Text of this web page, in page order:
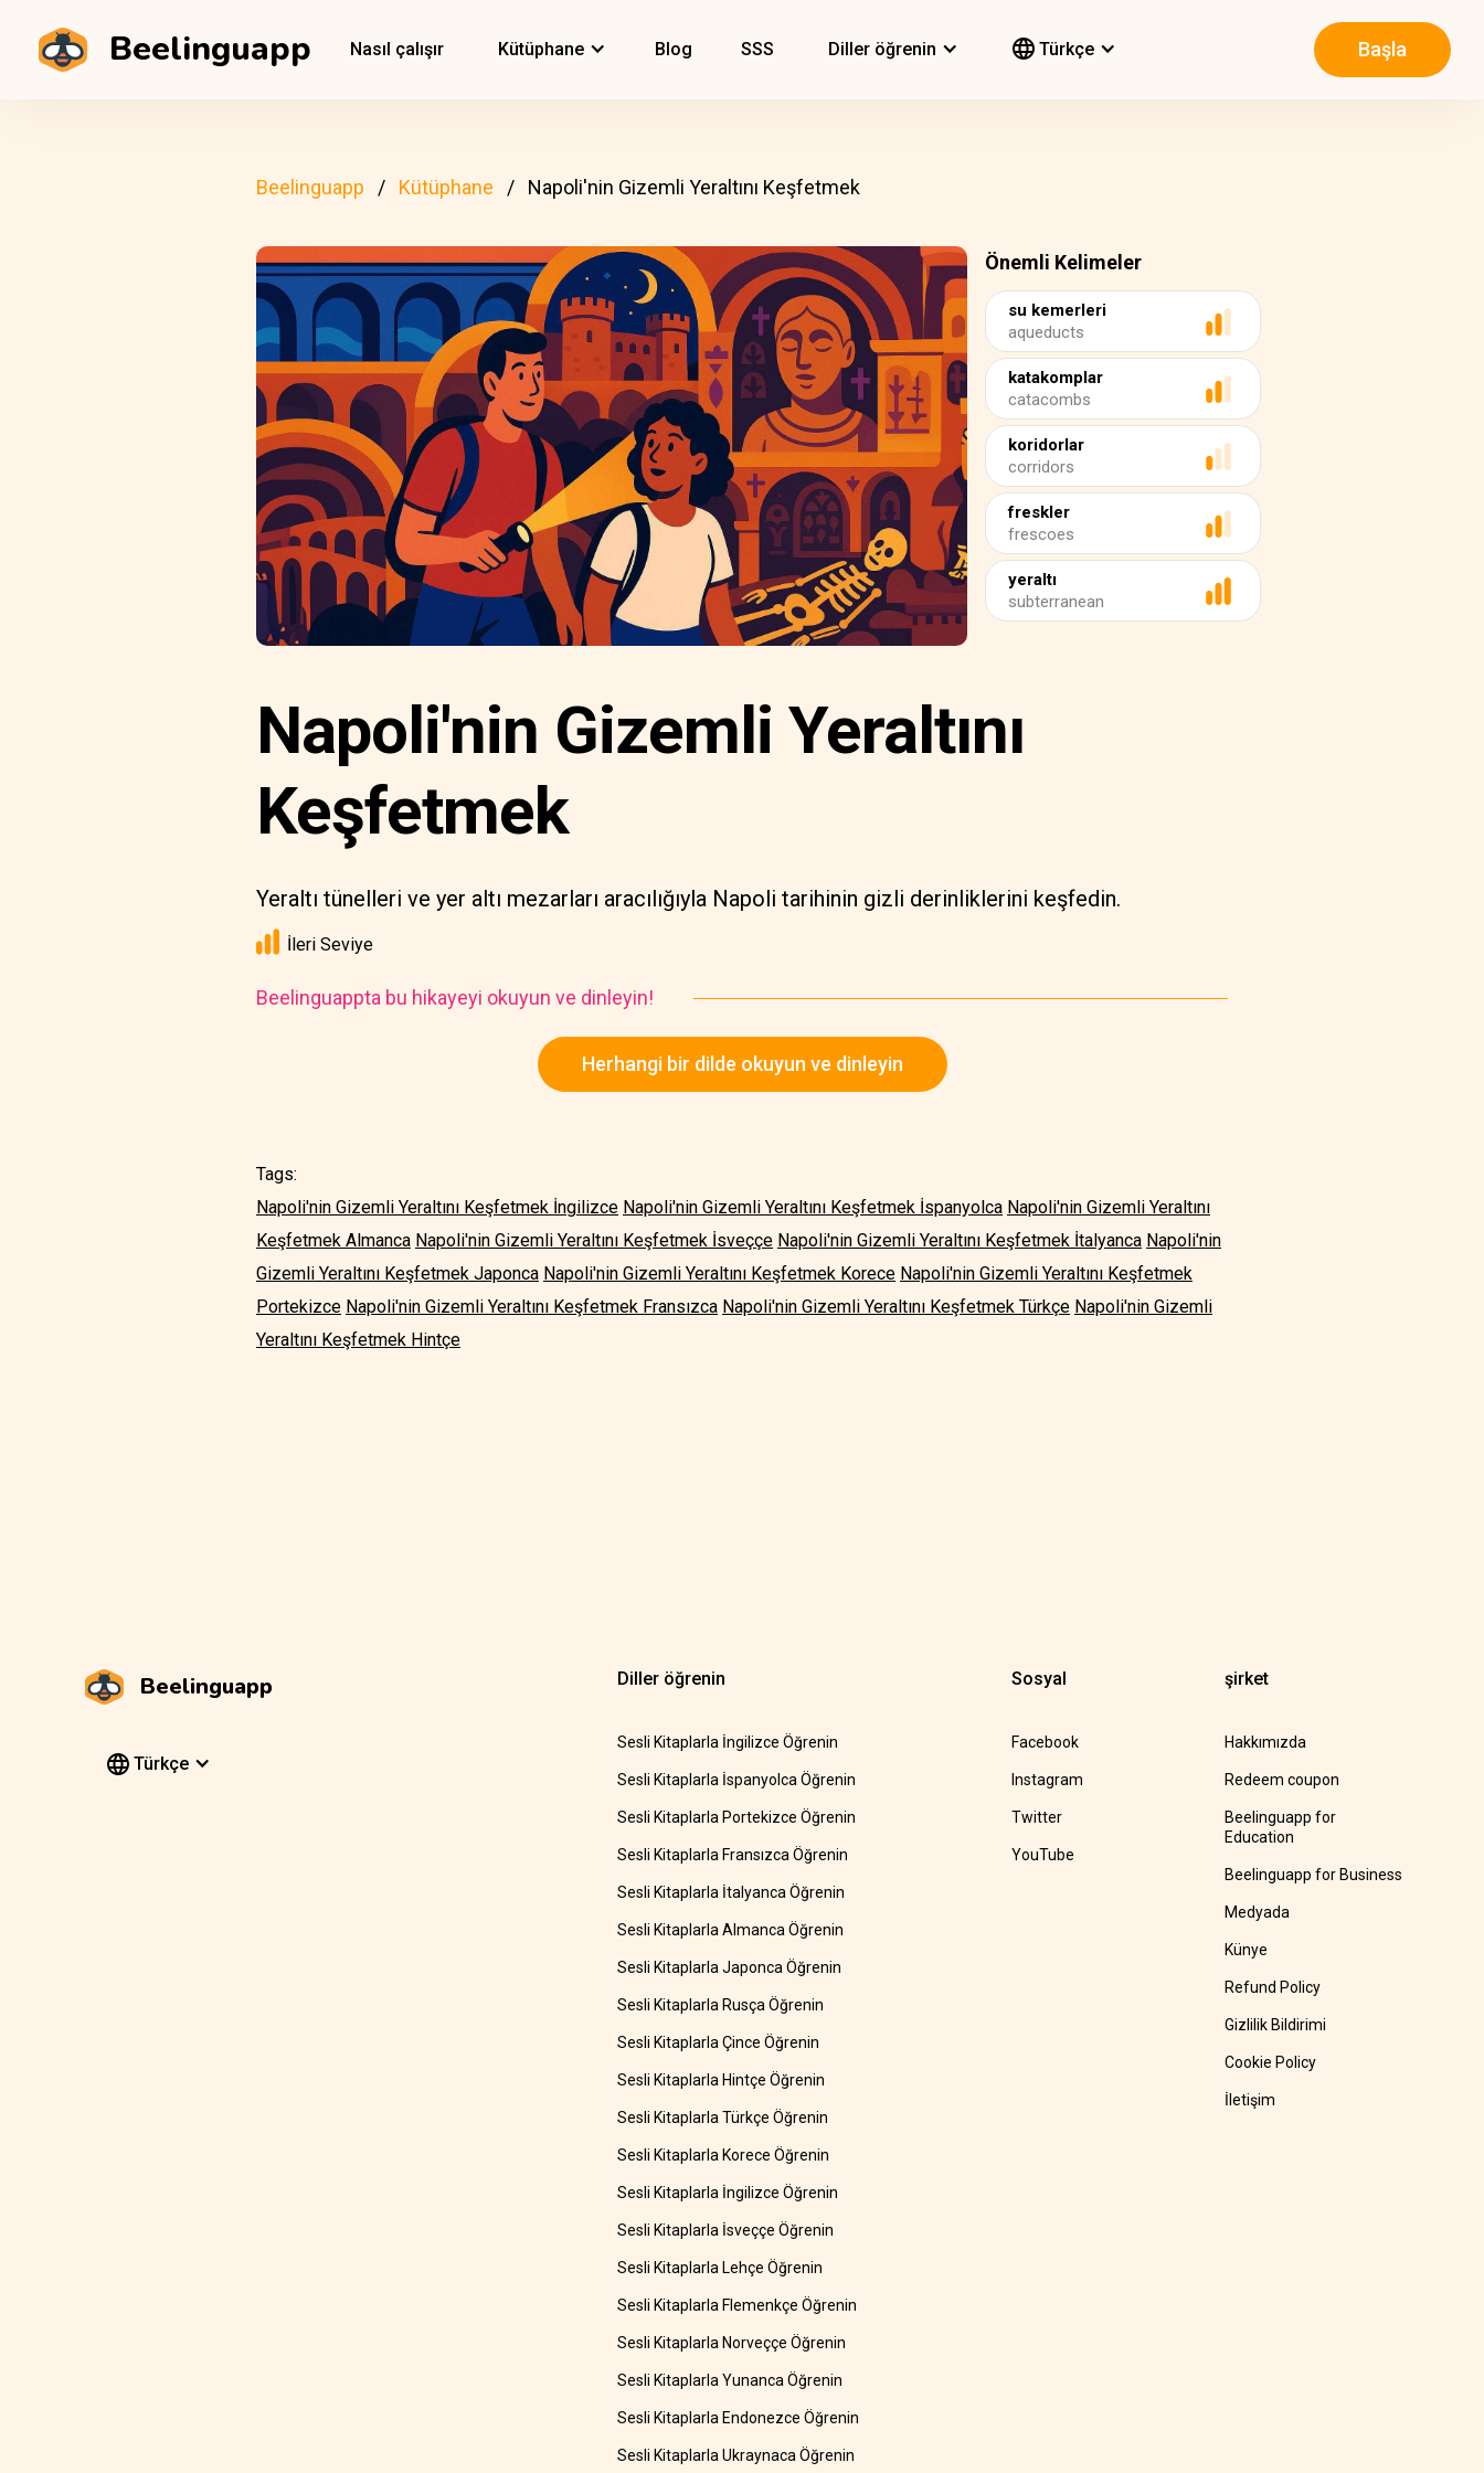
Beelinguapp Nasıl çalışır Kütüphane Blog SSS Diller öğrenin Türkçe Başla
Beelinguapp Kütüphane Napoli'nin Gizemli Yeraltını Keşfetmek
Önemli Kelimeler
su kemerleri
aqueducts
katakomplar
catacombs
koridorlar
corridors
freskler
frescoes
yeraltı
subterranean
Napoli'nin Gizemli Yeraltını
Keşfetmek
Yeraltı tünelleri ve yer altı mezarları aracılığıyla Napoli tarihinin gizli derinliklerini keşfedin.
İleri Seviye
Beelinguappta bu hikayeyi okuyun ve dinleyin!
Herhangi bir dilde okuyun ve dinleyin
Tags:
Napoli'nin Gizemli Yeraltını Keşfetmek İngilizce Napoli'nin Gizemli Yeraltını Keşfetmek İspanyolca Napoli'nin Gizemli Yeraltını
Keşfetmek Almanca Napoli'nin Gizemli Yeraltını Keşfetmek İsveççe Napoli'nin Gizemli Yeraltını Keşfetmek İtalyanca Napoli'nin
Gizemli Yeraltını Keşfetmek Japonca Napoli'nin Gizemli Yeraltını Keşfetmek Korece Napoli'nin Gizemli Yeraltını Keşfetmek
Portekizce Napoli'nin Gizemli Yeraltını Keşfetmek Fransızca Napoli'nin Gizemli Yeraltını Keşfetmek Türkçe Napoli'nin Gizemli
Yeraltını Keşfetmek Hintçe
Beelinguapp
Türkçe
Diller öğrenin
Sesli Kitaplarla İngilizce Öğrenin
Sesli Kitaplarla İspanyolca Öğrenin
Sesli Kitaplarla Portekizce Öğrenin
Sesli Kitaplarla Fransızca Öğrenin
Sesli Kitaplarla İtalyanca Öğrenin
Sesli Kitaplarla Almanca Öğrenin
Sesli Kitaplarla Japonca Öğrenin
Sesli Kitaplarla Rusça Öğrenin
Sesli Kitaplarla Çince Öğrenin
Sesli Kitaplarla Hintçe Öğrenin
Sesli Kitaplarla Türkçe Öğrenin
Sesli Kitaplarla Korece Öğrenin
Sesli Kitaplarla İngilizce Öğrenin
Sesli Kitaplarla İsveççe Öğrenin
Sesli Kitaplarla Lehçe Öğrenin
Sesli Kitaplarla Flemenkçe Öğrenin
Sesli Kitaplarla Norveççe Öğrenin
Sesli Kitaplarla Yunanca Öğrenin
Sesli Kitaplarla Endonezce Öğrenin
Sesli Kitaplarla Ukraynaca Öğrenin
Sosyal
Facebook
Instagram
Twitter
YouTube
şirket
Hakkımızda
Redeem coupon
Beelinguapp for
Education
Beelinguapp for Business
Medyada
Künye
Refund Policy
Gizlilik Bildirimi
Cookie Policy
İletişim